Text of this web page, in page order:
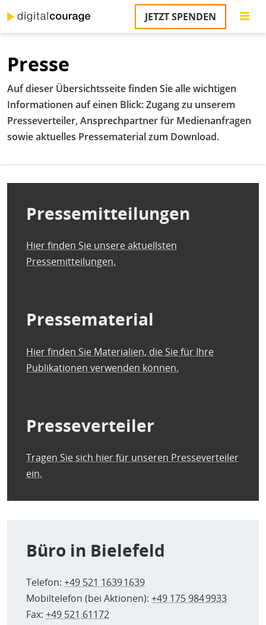
zum
Inhalt
JETZT SPENDEN
Presse
Auf dieser Übersichtsseite finden Sie alle wichtigen
Informationen auf einen Blick: Zugang zu unserem
Presseverteiler, Ansprechpartner für Medienanfragen
sowie aktuelles Pressematerial zum Download.
Pressemitteilungen
Hier finden Sie unsere aktuellsten
Pressemitteilungen.
Pressematerial
Hier finden Sie Materialien, die Sie für Ihre
Publikationen verwenden können.
Presseverteiler
Tragen Sie sich hier für unseren Presseverteiler
ein.
Büro in Bielefeld
Telefon: +49 521 1639 1639
Mobiltelefon (bei Aktionen): +49 175 984 9933
Fax: +49 521 61172